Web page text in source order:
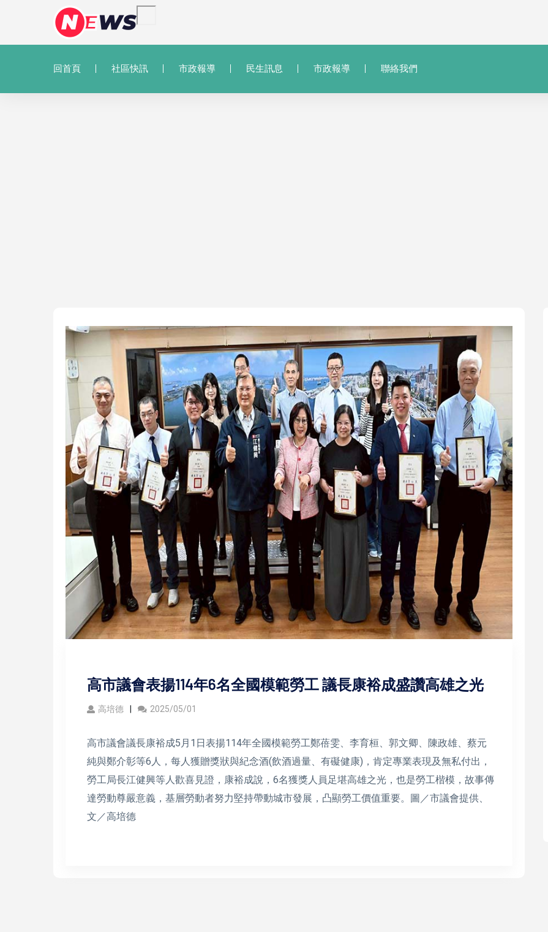
回首頁 社區快訊 市政報導 民生訊息 市政報導 聯絡我們
高市議會表揚114年6名全國模範勞工 議長康裕成盛讚高雄之光
高培德 2025/05/01
高市議會議長康裕成5月1日表揚114年全國模範勞工鄭蓓雯、李育桓、郭文卿、陳政雄、蔡元
純與鄭介彰等6人，每人獲贈獎狀與紀念酒(飲酒過量、有礙健康)，肯定專業表現及無私付出，
勞工局長江健興等人歡喜見證，康裕成說，6名獲獎人員足堪高雄之光，也是勞工楷模，故事傳
達勞動尊嚴意義，基層勞動者努力堅持帶動城市發展，凸顯勞工價值重要。圖／市議會提供、
文／高培德